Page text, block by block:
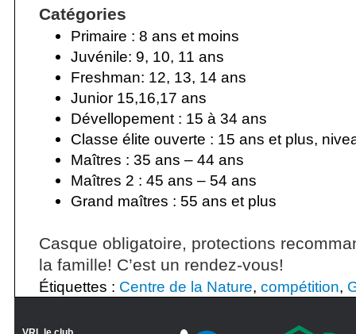
Catégories
Primaire : 8 ans et moins
Juvénile: 9, 10, 11 ans
Freshman: 12, 13, 14 ans
Junior 15,16,17 ans
Dévellopement : 15 à 34 ans
Classe élite ouverte : 15 ans et plus,
Maîtres : 35 ans – 44 ans
Maîtres 2 : 45 ans – 54 ans
Grand maîtres : 55 ans et plus
Casque obligatoire, protections
la famille! C’est un rendez-vous!
Étiquettes : Centre de la Nature, compétition,